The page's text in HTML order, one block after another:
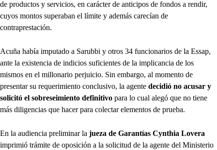
de productos y servicios, en carácter de anticipos de fondos a rendir,
cuyos montos superaban el límite y además carecían de
contraprestación.
Acuña había imputado a Sarubbi y otros 34 funcionarios de la Essap,
ante la existencia de indicios suficientes de la implicancia de los
mismos en el millonario perjuicio. Sin embargo, al momento de
presentar su requerimiento conclusivo, la agente decidió no acusar y
solicitó el sobreseimiento definitivo para lo cual alegó que no tiene
más diligencias que hacer para colectar elementos de prueba.
En la audiencia preliminar la jueza de Garantías Cynthia Lovera
imprimió trámite de oposición a la solicitud de la agente del Ministerio